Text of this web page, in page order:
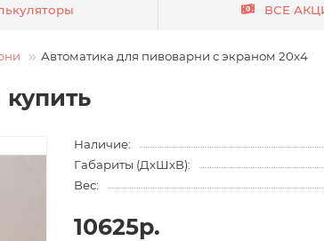
ВСЕ
Автоматика для пивоварни с экраном 20x4
Наличие:
Габариты (ДхШхВ):
Вес:
10625р.